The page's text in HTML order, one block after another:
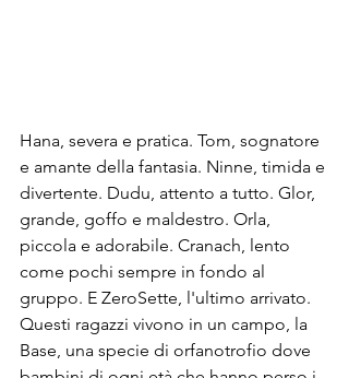
Hana, severa e pratica. Tom, sognatore
e amante della fantasia. Ninne, timida e
divertente. Dudu, attento a tutto. Glor,
grande, goffo e maldestro. Orla,
piccola e adorabile. Cranach, lento
come pochi sempre in fondo al
gruppo. E ZeroSette, l'ultimo arrivato.
Questi ragazzi vivono in un campo, la
Base, una specie di orfanotrofio dove